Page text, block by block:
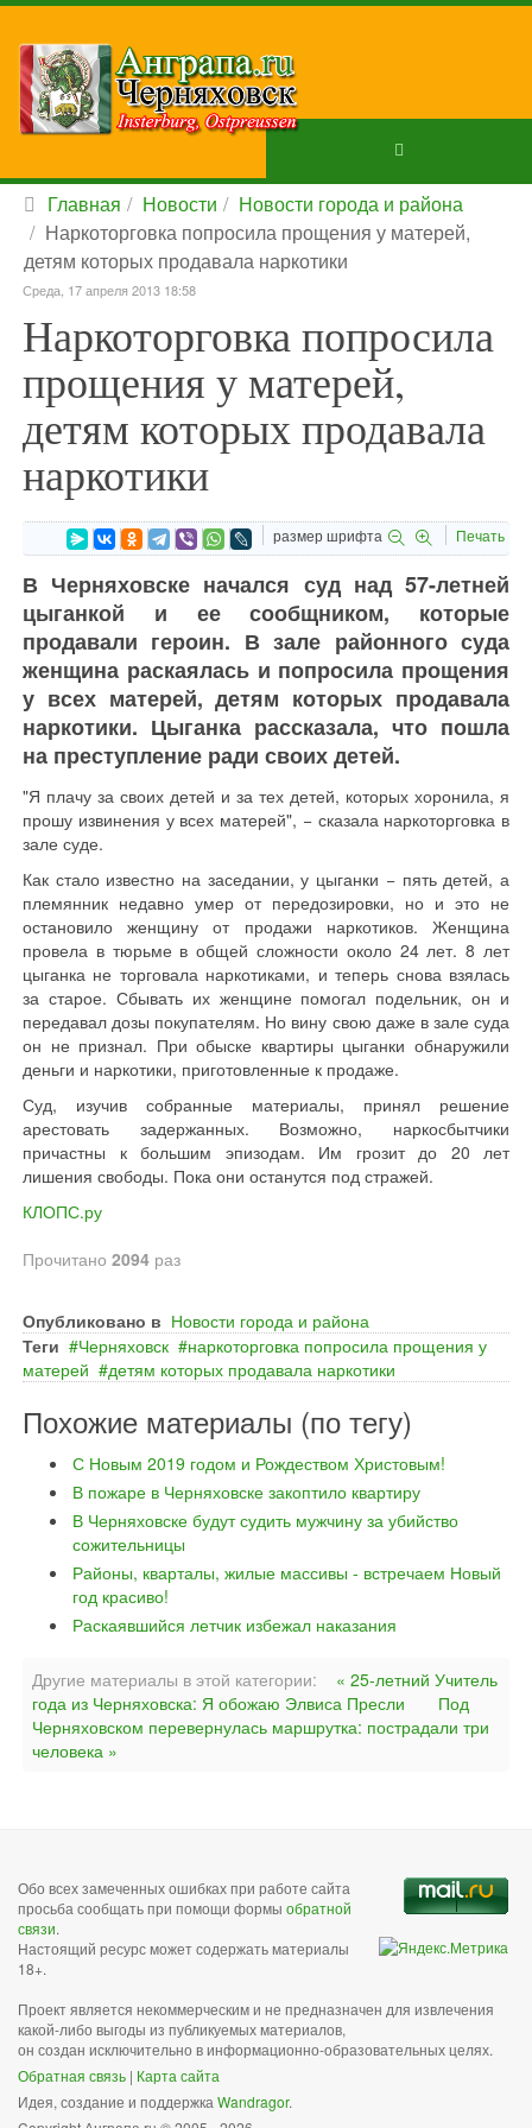
Главная Новости
Новости города и района
Наркоторговка попросила прощения у матерей,
детям которых продавала наркотики
Среда, 17 апреля 2013 18:58
Наркоторговка попросила
прощения у матерей,
детям которых продавала
наркотики
размер шрифта Печать
В Черняховске начался суд над 57-летней
цыганкой и ее сообщником, которые
продавали героин. В зале районного суда
женщина раскаялась и попросила прощения
у всех матерей, детям которых продавала
наркотики. Цыганка рассказала, что пошла
на преступление ради своих детей.
"Я плачу за своих детей и за тех детей, которых хоронила, я
прошу извинения у всех матерей", − сказала наркоторговка в
зале суде.
Как стало известно на заседании, у цыганки − пять детей, а
племянник недавно умер от передозировки, но и это не
остановило женщину от продажи наркотиков. Женщина
провела в тюрьме в общей сложности около 24 лет. 8 лет
цыганка не торговала наркотиками, и теперь снова взялась
за старое. Сбывать их женщине помогал подельник, он и
передавал дозы покупателям. Но вину свою даже в зале суда
он не признал. При обыске квартиры цыганки обнаружили
деньги и наркотики, приготовленные к продаже.
Суд, изучив собранные материалы, принял решение
арестовать задержанных. Возможно, наркосбытчики
причастны к большим эпизодам. Им грозит до 20 лет
лишения свободы. Пока они останутся под стражей.
КЛОПС.ру
Прочитано 2094 раз
Опубликовано в Новости города и района
Теги
Черняховск
наркоторговка попросила прощения у
матерей
детям которых продавала наркотики
Похожие материалы (по тегу)
С Новым 2019 годом и Рождеством Христовым!
В пожаре в Черняховске закоптило квартиру
В Черняховске будут судить мужчину за убийство
сожительницы
Районы, кварталы, жилые массивы - встречаем Новый
год красиво!
Раскаявшийся летчик избежал наказания
Другие материалы в этой категории:
« 25-летний Учитель
года из Черняховска: Я обожаю Элвиса Пресли
Под
Черняховском перевернулась маршрутка: пострадали три
человека »
Обо всех замеченных ошибках при работе сайта
просьба сообщать при помощи формы обратной
связи.
Настоящий ресурс может содержать материалы
18+.
Проект является некоммерческим и не предназначен для извлечения
какой-либо выгоды из публикуемых материалов,
он создан исключительно в информационно-образовательных целях.
Обратная связь | Карта сайта
Идея, создание и поддержка Wandragor.